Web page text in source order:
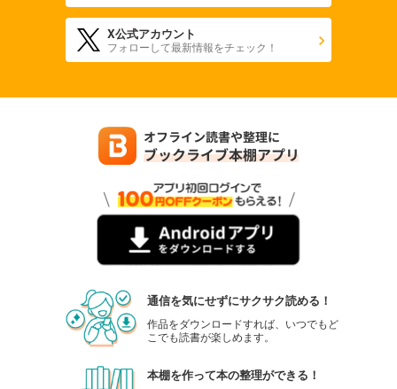
X公式アカウント
フォローして最新情報をチェック！
通信を気にせずにサクサク読める！
作品をダウンロードすれば、いつでもど
こでも読書が楽しめます。
本棚を作って本の整理ができる！